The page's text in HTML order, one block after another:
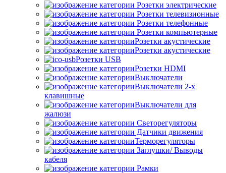
Розетки электрические
Розетки телевизионные
Розетки телефонные
Розетки компьютерные
Розетки акустические
Розетки акустические
Розетки USB
Розетки HDMI
Выключатели
Выключатели 2-х
клавишные
Выключатели для
жалюзи
Светорегуляторы
Датчики движения
Терморегуляторы
Заглушки/ Выводы
кабеля
Рамки